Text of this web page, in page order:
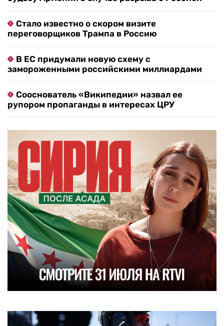
Стало известно о скором визите
переговорщиков Трампа в Россию
В ЕС придумали новую схему с
замороженными российскими миллиардами
Сооснователь «Википедии» назвал ее
рупором пропаганды в интересах ЦРУ